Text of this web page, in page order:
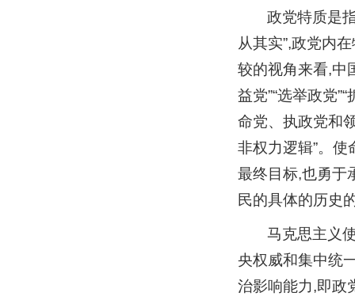
政党特质是
从其实”,政党内
较的视角来看,中
益党”“选举政党
命党、执政党和
非权力逻辑”。
最终目标,也勇于
民的具体的历史
马克思主义
央权威和集中统
治影响能力,即政